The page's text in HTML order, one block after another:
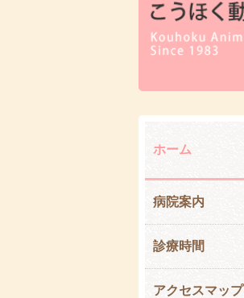
ホーム
病院案内
診療時間
アクセスマップ